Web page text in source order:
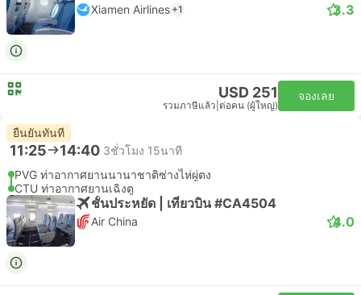
Xiamen Airlines +1 3.3
USD 251
รวมภาษีแล้ว ต่อคน (ผู้ใหญ่)
จองเลย
ยืนยันทันที
11:25 14:40 3ชั่วโมง 15นาที
PVG ท่าอากาศยานนานาชาติซ่างไห่ผู่ตง
CTU ท่าอากาศยานเฉิงตู
ชั้นประหยัด | เที่ยวบิน #CA4504
Air China 4.0